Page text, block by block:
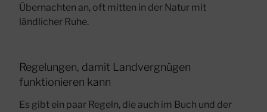
Übernachten an, oft mitten in der Natur mit
ländlicher Ruhe.
Regelungen, damit Landvergnügen
funktionieren kann
Es gibt ein paar Regeln, die auch im Buch und der